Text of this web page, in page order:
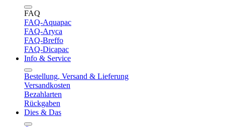
FAQ
FAQ-Aquapac
FAQ-Aryca
FAQ-Breffo
FAQ-Dicapac
Info & Service
Bestellung, Versand & Lieferung
Versandkosten
Bezahlarten
Rückgaben
Dies & Das